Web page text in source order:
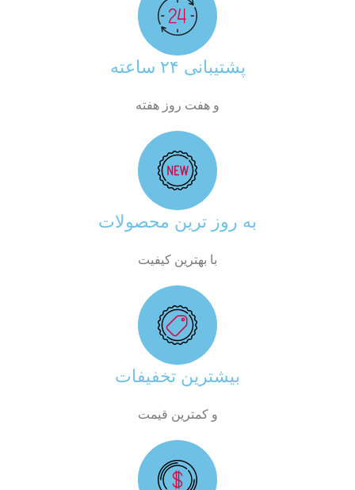
پشتیبانی ۲۴ ساعته
و هفت روز هفته
به روز ترین محصولات
با بهترین کیفیت
بیشترین تخفیفات
و کمترین قیمت